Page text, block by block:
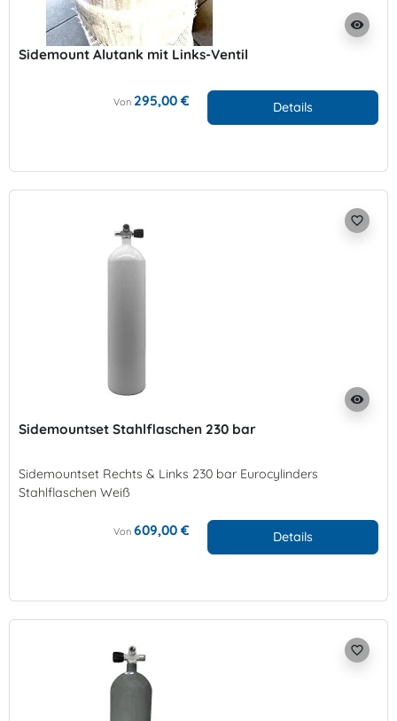
visibility
Sidemount Alutank mit Links-Ventil
Von 295,00 € Details
visibility
favorite_border
Sidemountset Stahlflaschen 230 bar
Sidemountset Rechts & Links 230 bar Eurocylinders
Stahlflaschen Weiß
Von 609,00 € Details
favorite_border